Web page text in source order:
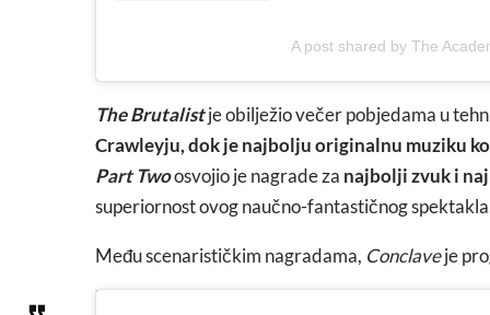
A post shared by The
The Brutalistje obilježio večer pobjedama u
Crawleyju, dok je najbolju originalnu muziku
Part Twoosvojio je nagrade za najbolji zvuk i
superiornost ovog naučno-fantastičnog
Među scenarističkim nagradama, Conclaveje